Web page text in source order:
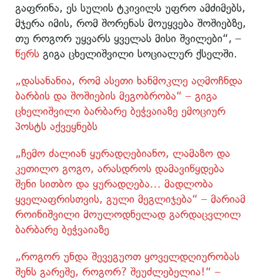
გაფრინა, ეს სულის ტკივილს უფრო ამძიმებს,
მჯერა იმის, რომ შორენას მოუყვება შოშიებზე,
თუ როგორ უყვარს ყველას მისი შვილები“, –
წერს გიგა ცხელიშვილი სოციალურ ქსელში.
„დასანანია, რომ ასეთი ხანმოკლე აღმოჩნდა
ბარბის და შოშიების მეგობრობა“ – გიგა
ცხელიშვილი ბარბარე ბეჭვაიაზე ემოციურ
პოსტს აქვეყნებს
„ჩემო ძალიან ყურადღებიანო, ლამაზო და
კეთილო გოგო, არასდროს დამავიწყდება
შენი სითბო და ყურადღება… მადლობა
ყველაფრისთვის, გული მეგლიჯება“ – მარიამ
როინიშვილი მოულოდნელად გარდაცვლილ
ბარბარე ბეჭვაიაზე
„როგორ უნდა შევეგუოთ ყოველდღიურობას
შენს გარეშე, როგორ? შეუძლებელია!“ –